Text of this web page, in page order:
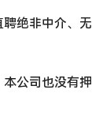
绝非中介、
公司也没有